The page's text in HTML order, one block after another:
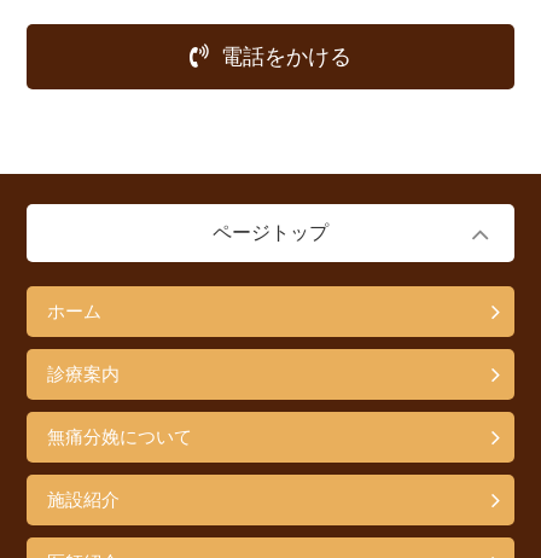
電話をかける
ページトップ
ホーム
診療案内
無痛分娩について
施設紹介